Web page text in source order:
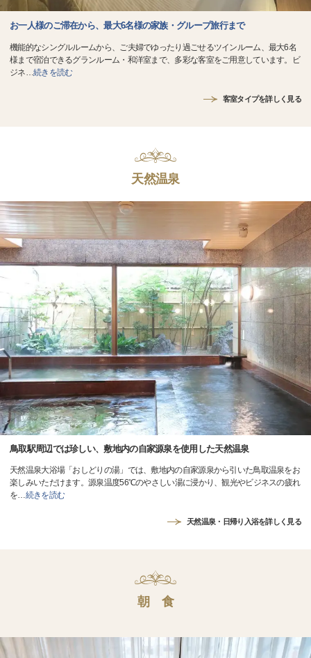
お一人様のご滞在から、最大6名様の家族・グループ旅行まで
機能的なシングルルームから、ご夫婦でゆったり過ごせるツインルーム、最大6名
様まで宿泊できるグランルーム・和洋室まで、多彩な客室をご用意しています。ビ
ジネ…続きを読む
客室タイプを詳しく見る
天然温泉
鳥取駅周辺では珍しい、敷地内の自家源泉を使用した天然温泉
天然温泉大浴場「おしどりの湯」では、敷地内の自家源泉から引いた鳥取温泉をお
楽しみいただけます。源泉温度56℃のやさしい湯に浸かり、観光やビジネスの疲れ
を…続きを読む
天然温泉・日帰り入浴を詳しく見る
朝 食